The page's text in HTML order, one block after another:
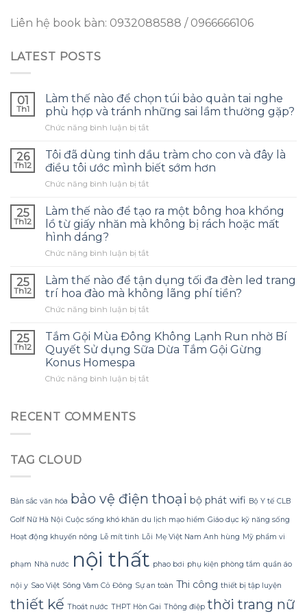
Liên hệ book bàn: 0932088588 / 0966666106
LATEST POSTS
01
Th1
Làm thế nào để chọn túi bảo quản tai nghe
phù hợp và tránh những sai lầm thường gặp?
Chức năng bình luận bị tắtở
thế
nào
để
chọn
bảo
quản
phù
và
tránh
những
sai
thường
gặp?
26
Th12
Tôi đã dùng tinh dầu tràm cho con và đây là
điều tôi ước mình biết sớm hơn
Chức năng bình luận bị tắtở
đã
dùng
tinh
tràm
con
đây
là
tôi
ước
sớm
25
Th12
Làm thế nào để tạo ra một bông hoa khổng
lồ từ giấy nhăn mà không bị rách hoặc mất
hình dáng?
Chức năng bình luận bị tắtở
thế
để
tạo
một
bông
lồ
hình
25
Th12
Làm thế nào để tận dụng tối đa đèn led trang
trí hoa đào mà không lãng phí tiền?
Chức năng bình luận bị tắtở
thế
nào
để
dụng
không
phí
25
Th12
Tắm Gội Mùa Đông Không Lạnh Run nhờ Bí
Quyết Sử dụng Sữa Dừa Tắm Gội Gừng
Konus Homespa
Chức năng bình luận bị tắtở
Quyết
Sử
dụng
Dừa
Gội
Konus
RECENT COMMENTS
TAG CLOUD
Bản sắc văn hóa bảo vệ điện thoại bộ phát wifi Bộ Y tế CLB
Golf Nữ Hà Nội Cuộc sống khó khăn du lịch mạo hiểm Giáo dục kỹ năng sống
Hoạt động khuyến nông Lễ mít tinh Lỗi Mẹ Việt Nam Anh hùng Mỹ phẩm vi
phạm Nhà nước nội thất phao bơi phụ kiện phòng tắm quần áo
nội y Sao Việt Sông Vàm Cỏ Đông Sự an toàn Thi công thiết bị tập luyện
thiết kế Thoát nước THPT Hòn Gai Thông điệp thời trang nữ